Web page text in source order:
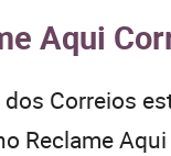
Aqui
Correios
Reclame